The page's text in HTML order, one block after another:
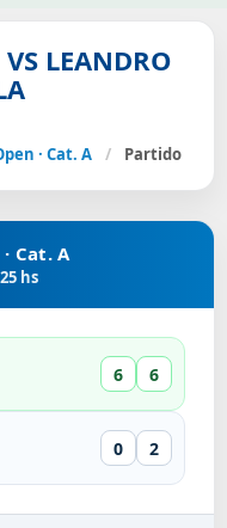
LEANDRO
· Cat. A / Partido
Cat. A
hs
6 6
0 2